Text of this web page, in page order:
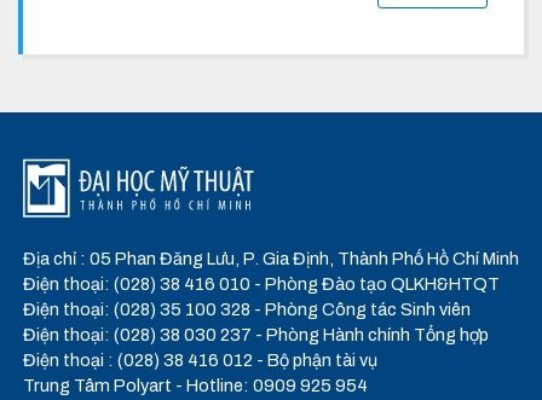
Địa chỉ : 05 Phan Đăng Lưu, P. Gia Định, Thành Phố Hồ Chí Minh
Điện thoại: (028) 38 416 010 - Phòng Đào tạo QLKH&HTQT
Điện thoại: (028) 35 100 328 - Phòng Công tác Sinh viên
Điện thoại: (028) 38 030 237 - Phòng Hành chính Tổng hợp
Điện thoại : (028) 38 416 012 - Bộ phận tài vụ
Trung Tâm Polyart - Hotline: 0909 925 954